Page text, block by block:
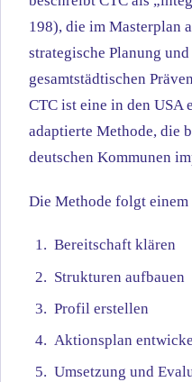
198), die im Masterplan
strategische Planung
gesamtstädtischen
CTC ist eine in den
adaptierte Methode, die
deutschen Kommunen
Die Methode folgt
Bereitschaft klären
Strukturen aufbauen
Profil erstellen
Aktionsplan
Umsetzung und